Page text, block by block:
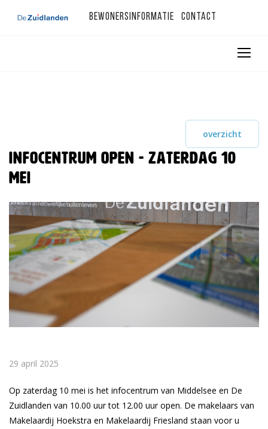
Bewonersinformatie Contact
overzicht
Infocentrum open - zaterdag 10
mei
29 april 2025
Op zaterdag 10 mei is het infocentrum van Middelsee en De
Zuidlanden van 10.00 uur tot 12.00 uur open. De makelaars van
Makelaardij Hoekstra en Makelaardij Friesland staan voor u